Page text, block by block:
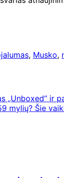
, Musko,
„Unboxed“ ir
mylių? Šie